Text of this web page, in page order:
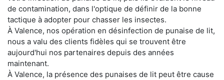
de contamination, dans l'optique de définir de la bonne
tactique à adopter pour chasser les insectes.
À Valence, nos opération en désinfection de punaise de lit,
nous a valu des clients fidèles qui se trouvent être
aujourd'hui nos partenaires depuis des années
maintenant.
À Valence, la présence des punaises de lit peut être cause